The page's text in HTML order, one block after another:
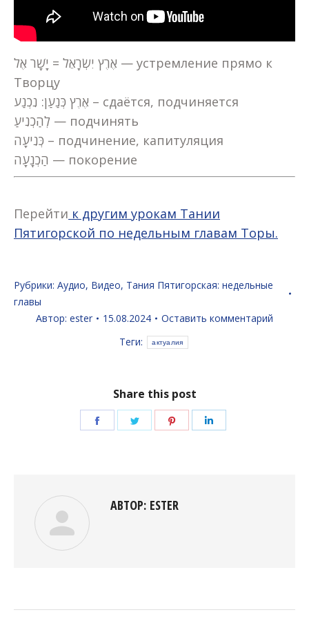
אֶרֶץ יִשְׂרָאֵל = יָשָׁר אֶל — устремление прямо к
Творцу
אֶרֶץ כְּנַעַן: נִכְנַע – сдаётся, подчиняется
לְהַכְנִיעַ — подчинять
כְּנִיעָה – подчинение, капитуляция
הַכְנָעָה — покорение
Перейти к другим урокам Тании
Пятигорской по недельным главам Торы.
Рубрики: Аудио, Видео, Тания Пятигорская: недельные
главы
Автор: ester 15.08.2024
Оставить комментарий
Теги:
актуалия
Share this post
ПоделитьсяПоделитьсяПоделиться
АВТОР: ESTER